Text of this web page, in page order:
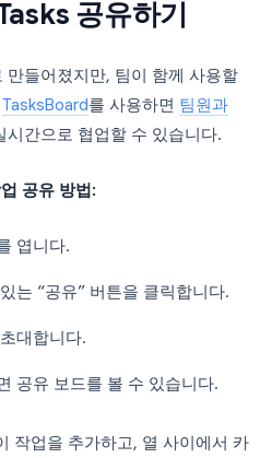
공유하기
들어졌지만, 팀이 함께 사용할
TasksBoard를 사용하면 팀원과
시간으로 협업할 수 있습니다.
공유 방법:
엽니다.
는 “공유” 버튼을 클릭합니다.
대합니다.
공유 보드를 볼 수 있습니다.
작업을 추가하고, 열 사이에서 카